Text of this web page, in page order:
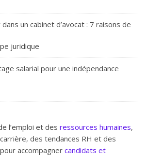
un cabinet d’avocat : 7 raisons de
juridique
salarial pour une indépendance
l’emploi et des ressources humaines,
des tendances RH et des
accompagner candidats et